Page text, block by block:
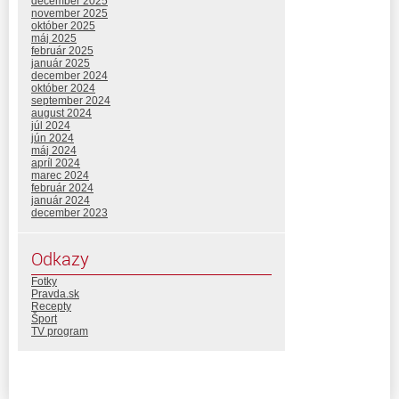
november 2025
október 2025
máj 2025
február 2025
január 2025
december 2024
október 2024
september 2024
august 2024
júl 2024
jún 2024
máj 2024
apríl 2024
marec 2024
február 2024
január 2024
december 2023
Odkazy
Fotky
Pravda.sk
Recepty
Šport
TV program